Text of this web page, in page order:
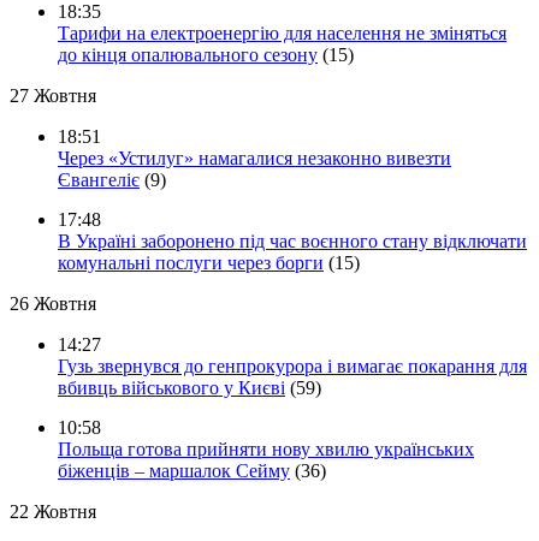
18:35
Тарифи на електроенергію для населення не зміняться
до кінця опалювального сезону (15)
27 Жовтня
18:51
Через «Устилуг» намагалися незаконно вивезти
Євангеліє (9)
17:48
В Україні заборонено під час воєнного стану відключати
комунальні послуги через борги (15)
26 Жовтня
14:27
Гузь звернувся до генпрокурора і вимагає покарання для
вбивць військового у Києві (59)
10:58
Польща готова прийняти нову хвилю українських
біженців – маршалок Сейму (36)
22 Жовтня